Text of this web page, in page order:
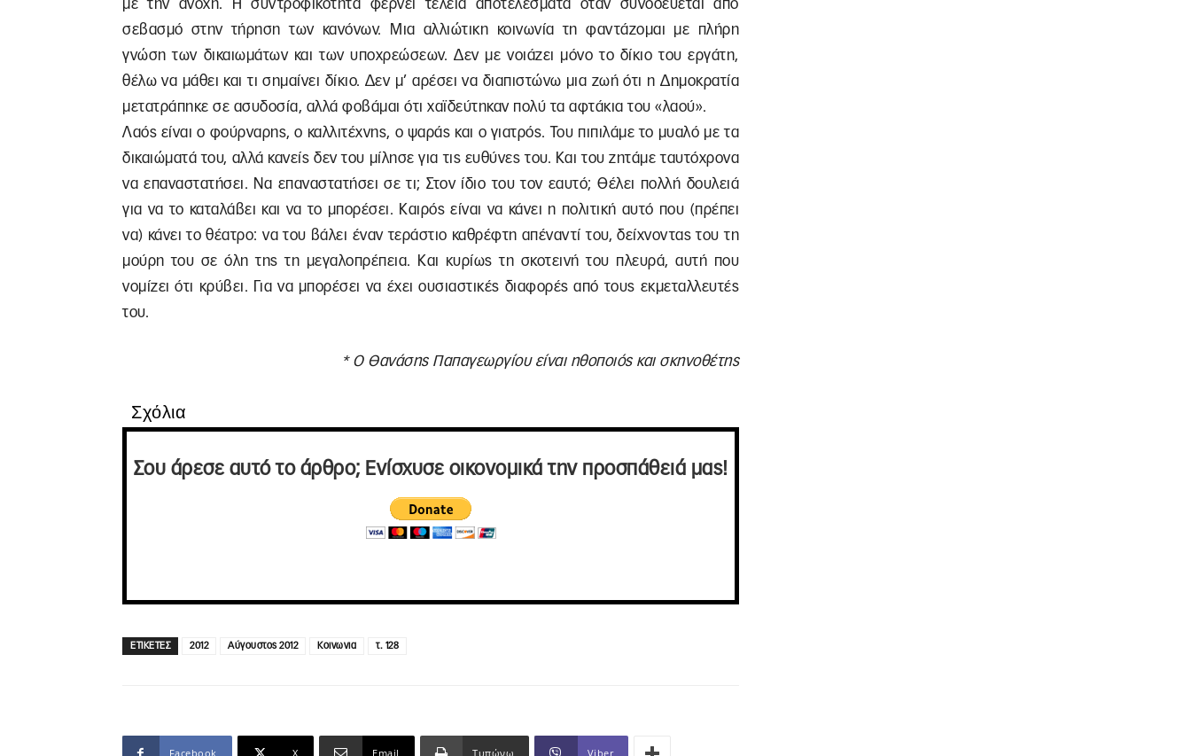
με την ανοχή. Η συντροφικότητα φέρνει τέλεια αποτελέσματα όταν συνοδεύεται από
σεβασμό στην τήρηση των κανόνων. Μια αλλιώτικη κοινωνία τη φαντάζομαι με πλήρη
γνώση των δικαιωμάτων και των υποχρεώσεων. Δεν με νοιάζει μόνο το δίκιο του εργάτη,
θέλω να μάθει και τι σημαίνει δίκιο. Δεν μ’ αρέσει να διαπιστώνω μια ζωή ότι η Δημοκρατία
μετατράπηκε σε ασυδοσία, αλλά φοβάμαι ότι χαϊδεύτηκαν πολύ τα αφτάκια του «λαού».
Λαός είναι ο φούρναρης, ο καλλιτέχνης, ο ψαράς και ο γιατρός. Του πιπιλάμε το μυαλό με τα
δικαιώματά του, αλλά κανείς δεν του μίλησε για τις ευθύνες του. Και του ζητάμε ταυτόχρονα
να επαναστατήσει. Να επαναστατήσει σε τι; Στον ίδιο του τον εαυτό; Θέλει πολλή δουλειά
για να το καταλάβει και να το μπορέσει. Καιρός είναι να κάνει η πολιτική αυτό που (πρέπει
να) κάνει το θέατρο: να του βάλει έναν τεράστιο καθρέφτη απέναντί του, δείχνοντας του τη
μούρη του σε όλη της τη μεγαλοπρέπεια. Και κυρίως τη σκοτεινή του πλευρά, αυτή που
νομίζει ότι κρύβει. Για να μπορέσει να έχει ουσιαστικές διαφορές από τους εκμεταλλευτές
του.
* Ο Θανάσης Παπαγεωργίου είναι ηθοποιός και σκηνοθέτης
Σχόλια
Σου άρεσε αυτό το άρθρο; Ενίσχυσε οικονομικά την προσπάθειά μας!
ΕΤΙΚΕΤΕΣ 2012 Αύγουστος 2012 Κοινωνια τ. 128
Facebook X Email Τυπώνω Viber